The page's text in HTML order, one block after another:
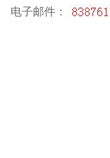
电子邮件：